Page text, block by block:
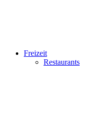
Freizeit
Restaurants